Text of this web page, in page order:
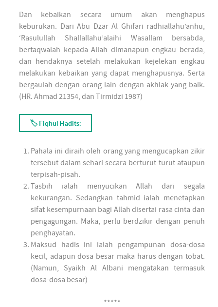
Dan kebaikan secara umum akan menghapus
keburukan. Dari Abu Dzar Al Ghifari radhiallahu’anhu,
‘Rasulullah Shallallahu’alaihi Wasallam bersabda,
bertaqwalah kepada Allah dimanapun engkau berada,
dan hendaknya setelah melakukan kejelekan engkau
melakukan kebaikan yang dapat menghapusnya. Serta
bergaulah dengan orang lain dengan akhlak yang baik.
(HR. Ahmad 21354, dan Tirmidzi 1987)
🏷 Fiqhul Hadits:
Pahala ini diraih oleh orang yang mengucapkan zikir
tersebut dalam sehari secara berturut-turut ataupun
terpisah-pisah.
Tasbih ialah menyucikan Allah dari segala
kekurangan. Sedangkan tahmid ialah menetapkan
sifat kesempurnaan bagi Allah disertai rasa cinta dan
pengagungan. Maka, perlu berdzikir dengan penuh
penghayatan.
Maksud hadis ini ialah pengampunan dosa-dosa
kecil, adapun dosa besar maka harus dengan tobat.
(Namun, Syaikh Al Albani mengatakan termasuk
dosa-dosa besar)
*****